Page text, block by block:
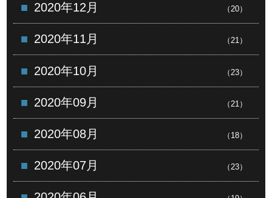
2020年12月 （20）
2020年11月 （21）
2020年10月 （23）
2020年09月 （21）
2020年08月 （18）
2020年07月 （23）